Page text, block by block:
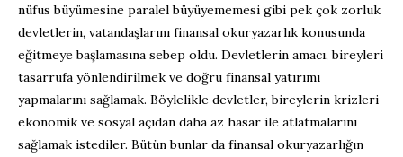
nüfus büyümesine paralel büyüyememesi gibi pek çok zorluk
devletlerin, vatandaşlarını finansal okuryazarlık konusunda
eğitmeye başlamasına sebep oldu. Devletlerin amacı, bireyleri
tasarrufa yönlendirilmek ve doğru finansal yatırımı
yapmalarını sağlamak. Böylelikle devletler, bireylerin krizleri
ekonomik ve sosyal açıdan daha az hasar ile atlatmalarını
sağlamak istediler. Bütün bunlar da finansal okuryazarlığın